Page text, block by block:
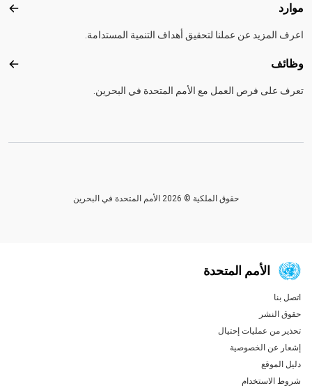
موارد
اعرف المزيد عن عملنا لتحقيق أهداف التنمية المستدامة.
وظائف
تعرف على فرص العمل مع الأمم المتحدة في البحرين.
حقوق الملكية © 2026 الأمم المتحدة في البحرين
الأمم المتحدة
Global U.N. menu
اتصل بنا
حقوق النشر
تحذير من عمليات إحتيال
إشعار عن الخصوصية
دليل الموقع
شروط الاستخدام